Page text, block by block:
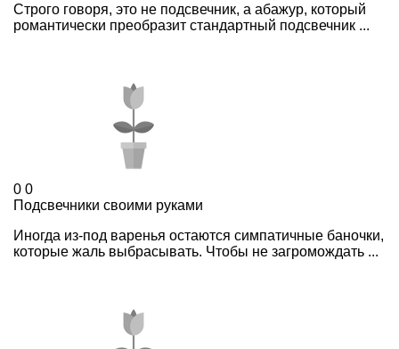
Строго говоря, это не подсвечник, а абажур, который
романтически преобразит стандартный подсвечник ...
0 0
Подсвечники своими руками
Иногда из-под варенья остаются симпатичные баночки,
которые жаль выбрасывать. Чтобы не загромождать ...